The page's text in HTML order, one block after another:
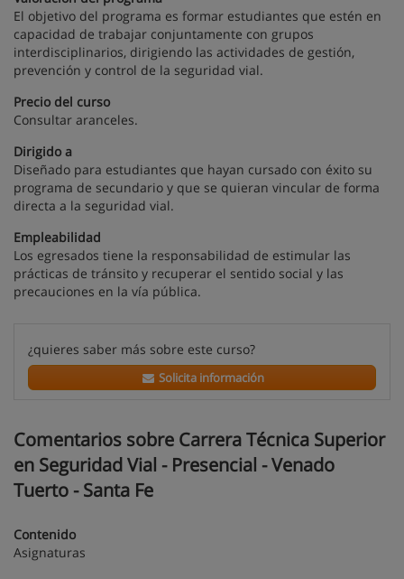
El objetivo del programa es formar estudiantes que estén en
capacidad de trabajar conjuntamente con grupos
interdisciplinarios, dirigiendo las actividades de gestión,
prevención y control de la seguridad vial.
Precio del curso
Consultar aranceles.
Dirigido a
Diseñado para estudiantes que hayan cursado con éxito su
programa de secundario y que se quieran vincular de forma
directa a la seguridad vial.
Empleabilidad
Los egresados tiene la responsabilidad de estimular las
prácticas de tránsito y recuperar el sentido social y las
precauciones en la vía pública.
¿quieres saber más sobre este curso?
Solicita información
Comentarios sobre Carrera Técnica Superior
en Seguridad Vial - Presencial - Venado
Tuerto - Santa Fe
Contenido
Asignaturas